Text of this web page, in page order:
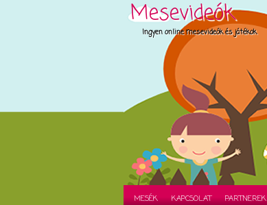
Mesevideók
Ingyen online mesevideók és játékok
MESÉK KAPCSOLAT PARTNEREK